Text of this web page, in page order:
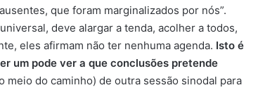
que foram marginalizados por nós”.
deve alargar a tenda, acolher a todos,
eles afirmam não ter nenhuma agenda. Isto é
um pode ver a que conclusões pretende
do caminho) de outra sessão sinodal para